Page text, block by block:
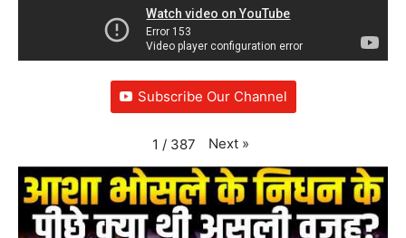
Subscribe Our Channel
1 / 387 Next »